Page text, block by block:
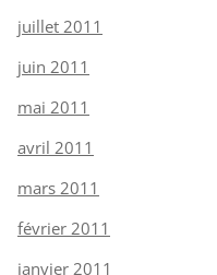
juillet 2011
juin 2011
mai 2011
avril 2011
mars 2011
février 2011
janvier 2011